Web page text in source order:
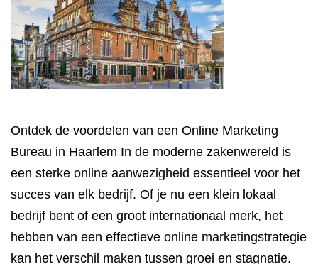
Ontdek de voordelen van een Online Marketing
Bureau in Haarlem In de moderne zakenwereld is
een sterke online aanwezigheid essentieel voor het
succes van elk bedrijf. Of je nu een klein lokaal
bedrijf bent of een groot internationaal merk, het
hebben van een effectieve online marketingstrategie
kan het verschil maken tussen groei en stagnatie.